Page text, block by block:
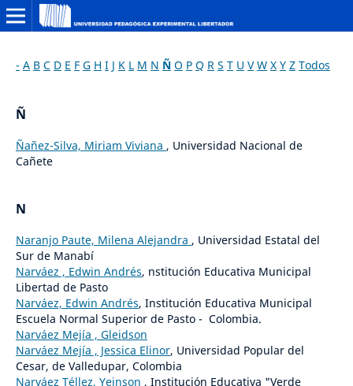
- A B C D E F G H I J K L M N Ñ O P Q R S T U V W X Y Z Todos
Ñ
Ñañez-Silva, Miriam Viviana , Universidad Nacional de
Cañete
N
Naranjo Paute, Milena Alejandra , Universidad Estatal del
Sur de Manabí
Narváez , Edwin Andrés, nstitución Educativa Municipal
Libertad de Pasto
Narváez, Edwin Andrés, Institución Educativa Municipal
Escuela Normal Superior de Pasto - Colombia.
Narváez Mejía , Gleidson
Narváez Mejía , Jessica Elinor, Universidad Popular del
Cesar, de Valledupar, Colombia
Narváez Téllez, Yeinson , Institución Educativa "Verde